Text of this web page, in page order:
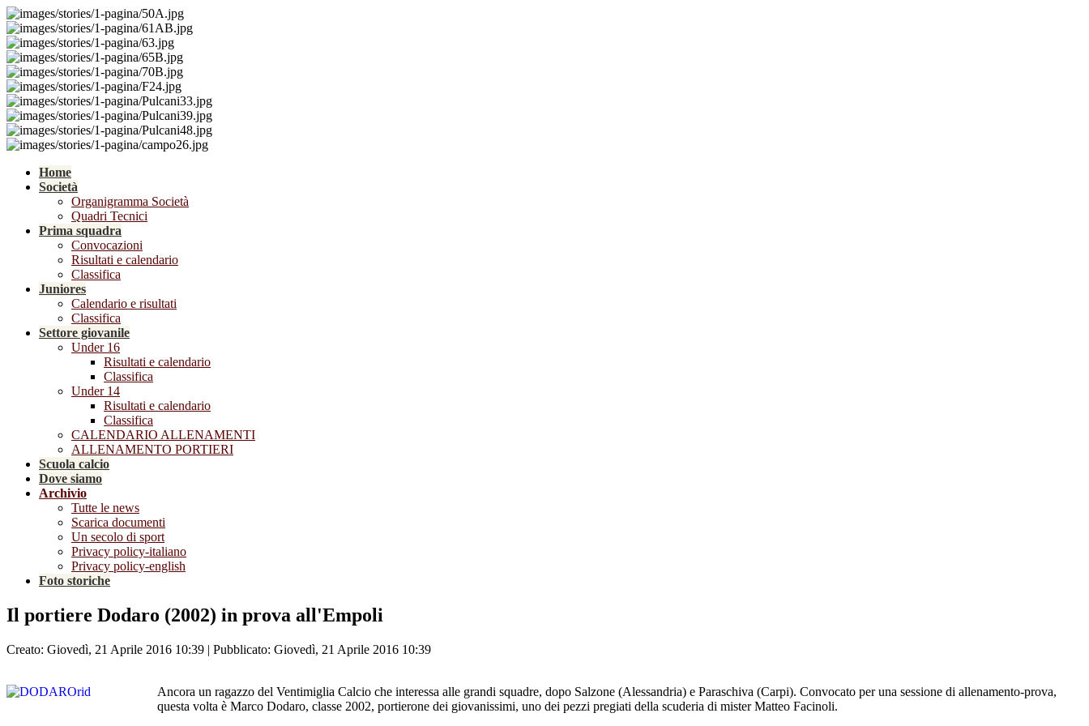
Home
Società
Organigramma Società
Quadri Tecnici
Prima squadra
Convocazioni
Risultati e calendario
Classifica
Juniores
Calendario e risultati
Classifica
Settore giovanile
Under 16
Risultati e calendario
Classifica
Under 14
Risultati e calendario
Classifica
CALENDARIO ALLENAMENTI
ALLENAMENTO PORTIERI
Scuola calcio
Dove siamo
Archivio
Tutte le news
Scarica documenti
Un secolo di sport
Privacy policy-italiano
Privacy policy-english
Foto storiche
Il portiere Dodaro (2002) in prova all'Empoli
Creato: Giovedì, 21 Aprile 2016 10:39 | Pubblicato: Giovedì, 21 Aprile 2016 10:39
Ancora un ragazzo del Ventimiglia Calcio che interessa alle grandi squadre, dopo Salzone (Alessandria) e Paraschiva (Carpi). Convocato per una sessione di allenamento-prova,
questa volta è Marco Dodaro, classe 2002, portierone dei giovanissimi, uno dei pezzi pregiati della scuderia di mister Matteo Facinoli.